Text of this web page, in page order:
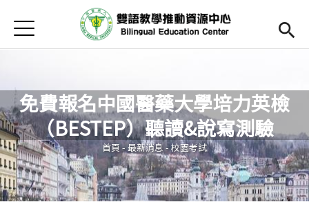
首頁
Open submenu (關於中心)
關於中心
最新消息
Open submenu (教師專區)
教師專區
Open submenu (學生專區)
學生專區
Open submenu (語文研習與活動)
語文研習與活動
Jump to Navigation
Jump to Main content
免費報名中國醫藥大學培力英檢
（BESTEP）聽讀&說寫測驗
您在這裡
首頁-最新消息-校園考試